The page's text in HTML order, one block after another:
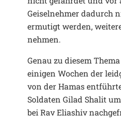
Geiselnehmer dadurch
ermutigt werden,
nehmen.
Genau zu diesem
einigen Wochen der
von der Hamas
Soldaten Gilad Shalit
bei Rav Eliashiv